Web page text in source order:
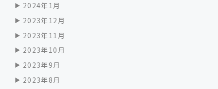
2024年1月
2023年12月
2023年11月
2023年10月
2023年9月
2023年8月